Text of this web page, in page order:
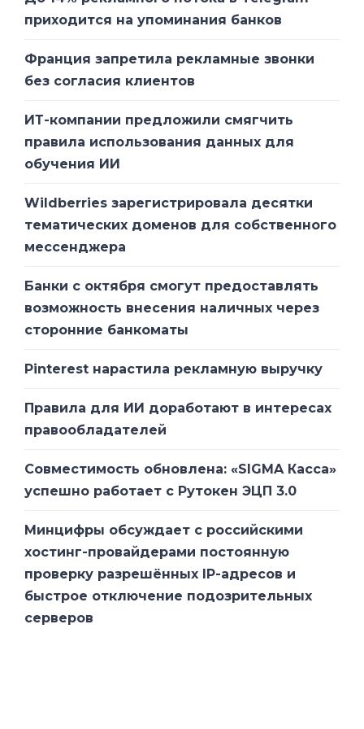
услуге предоставляется через
возможность быть уверенным в качестве
ее предоставления на всех участках сети
резервирования, предоставляемая по
OPEX-модели, обойдется примерно в
30% от стоимости полной резервной
копии клиентских облачных ИТ-ресурсов,
необходимых для обеспечения такого
же уровня надежности. При этом
облака своими силами потребует
инфраструктуру и её обслуживание
более чем в два раза.
Всего у Orange Business Services работает
38 дата-центров в 16 странах по всему
миру, а над разработкой и поддержкой
облачных решений трудится более 1600
сотрудников. В России облачными
приходится на упоминания банков
Франция запретила рекламные звонки
без согласия клиентов
ИТ-компании предложили смягчить
правила использования данных для
обучения ИИ
Wildberries зарегистрировала десятки
тематических доменов для собственного
мессенджера
Банки с октября смогут предоставлять
возможность внесения наличных через
сторонние банкоматы
Pinterest нарастила рекламную выручку
Правила для ИИ доработают в интересах
правообладателей
Совместимость обновлена: «SIGMA Касса»
успешно работает с Рутокен ЭЦП 3.0
Минцифры обсуждает с российскими
хостинг-провайдерами постоянную
проверку разрешённых IP-адресов и
быстрое отключение подозрительных
серверов